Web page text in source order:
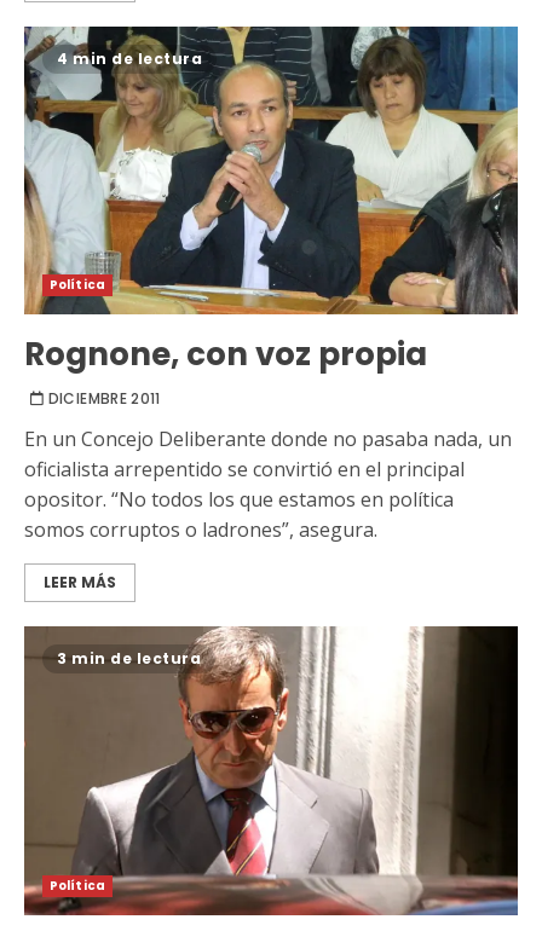
4 min de lectura
Política
Rognone, con voz propia
DICIEMBRE 2011
En un Concejo Deliberante donde no pasaba nada, un
oficialista arrepentido se convirtió en el principal
opositor. “No todos los que estamos en política
somos corruptos o ladrones”, asegura.
LEER MÁS
3 min de lectura
Política